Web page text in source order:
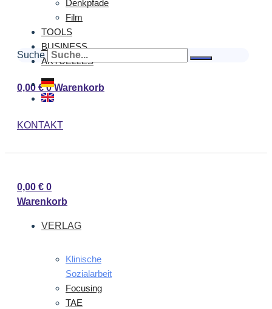
Denkpfade
Film
TOOLS
BUSINESS
AKTUELLES
Suche
0,00 € 0 Warenkorb
KONTAKT
0,00 € 0
Warenkorb
VERLAG
Klinische
Sozialarbeit
Focusing
TAE